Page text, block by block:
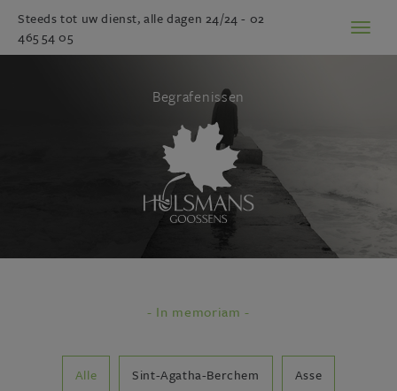
Steeds tot uw dienst, alle dagen 24/24 - 02
465 54 05
Toggle
Begrafenissen
- In memoriam -
Alle Sint-Agatha-Berchem Asse